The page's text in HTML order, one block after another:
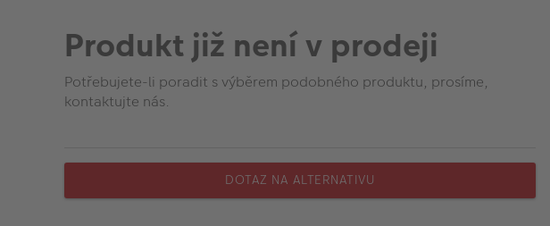
Produkt již není v prodeji
Potřebujete-li poradit s výběrem podobného produktu, prosíme,
kontaktujte nás.
DOTAZ NA ALTERNATIVU